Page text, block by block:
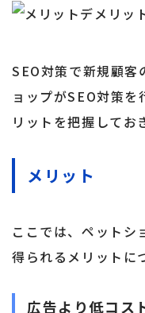
SEO対策で新規顧客
ョップがSEO対策
リットを把握してお
メリット
ここでは、ペットシ
得られるメリットに
広告より低コス